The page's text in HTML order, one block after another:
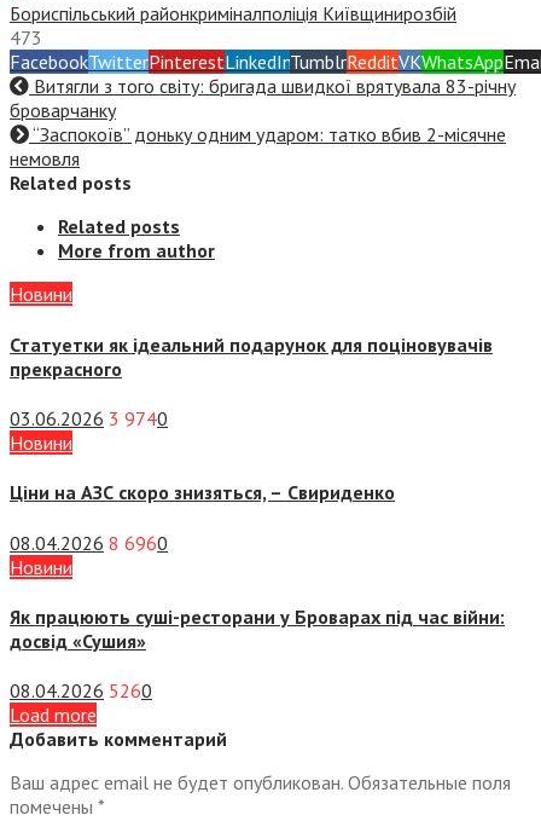
Бориспільський районкриміналполіція Київщинирозбій
473
FacebookTwitterPinterestLinkedInTumblrRedditVKWhatsApp
Витягли з того світу: бригада швидкої врятувала 83-річну
броварчанку
“Заспокоїв” доньку одним ударом: татко вбив 2-місячне
немовля
Related posts
Related posts
More from author
Новини
Статуетки як ідеальний подарунок для поціновувачів
прекрасного
03.06.2026 3 9740
Новини
Ціни на АЗС скоро знизяться, – Свириденко
08.04.2026 8 6960
Новини
Як працюють суші-ресторани у Броварах під час війни:
досвід «Сушия»
08.04.2026 5260
Load more
Добавить комментарий
Ваш адрес email не будет опубликован. Обязательные поля
помечены *